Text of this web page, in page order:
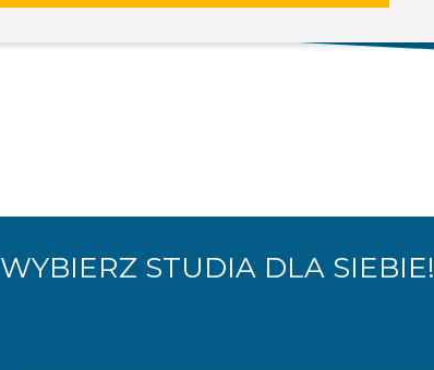
WYBIERZ STUDIA DLA SIEBIE!